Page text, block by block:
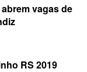
vagas de
RS 2019